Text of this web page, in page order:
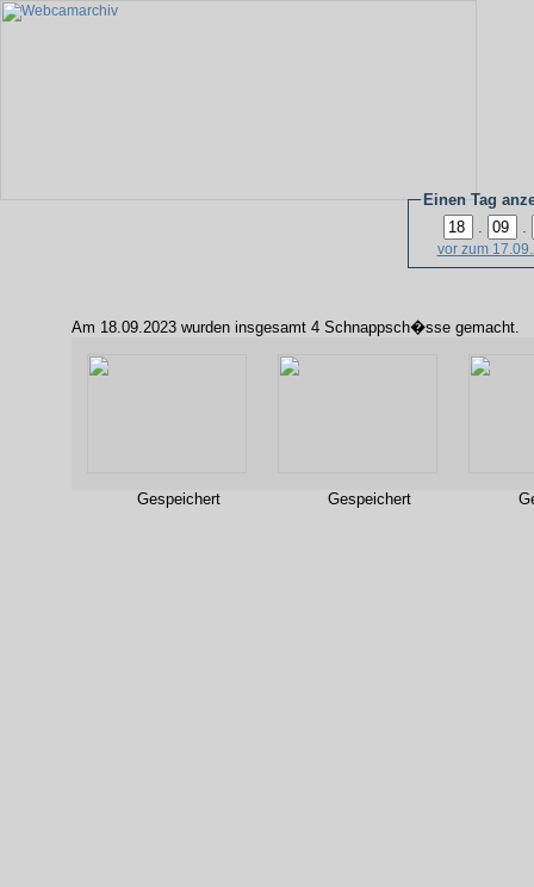
Einen Tag
vor zum
Am 18.09.2023 wurden insgesamt 4 Schnappsch�sse gemacht.
Gespeichert Gespeichert